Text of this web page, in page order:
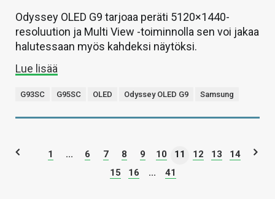
Odyssey OLED G9 tarjoaa peräti 5120×1440-
resoluution ja Multi View -toiminnolla sen voi jakaa
halutessaan myös kahdeksi näytöksi.
Lue lisää
G93SC G95SC OLED Odyssey OLED G9 Samsung
1 ... 6 7 8 9 10 11 12 13
14
15
16 ... 41